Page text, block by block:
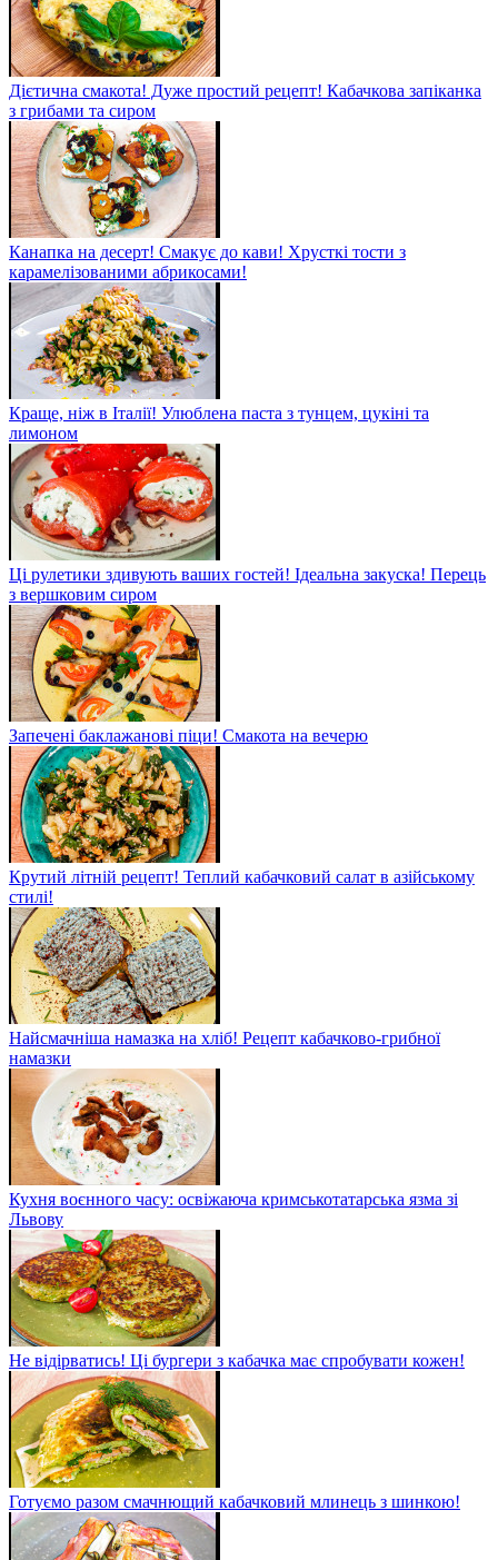
Дієтична смакота! Дуже простий рецепт! Кабачкова запіканка
з грибами та сиром
Канапка на десерт! Смакує до кави! Хрусткі тости з
карамелізованими абрикосами!
Краще, ніж в Італії! Улюблена паста з тунцем, цукіні та
лимоном
Ці рулетики здивують ваших гостей! Ідеальна закуска! Перець
з вершковим сиром
Запечені баклажанові піци! Смакота на вечерю
Крутий літній рецепт! Теплий кабачковий салат в азійському
стилі!
Найсмачніша намазка на хліб! Рецепт кабачково-грибної
намазки
Кухня воєнного часу: освіжаюча кримськотатарська язма зі
Львову
Не відірватись! Ці бургери з кабачка має спробувати кожен!
Готуємо разом смачнющий кабачковий млинець з шинкою!